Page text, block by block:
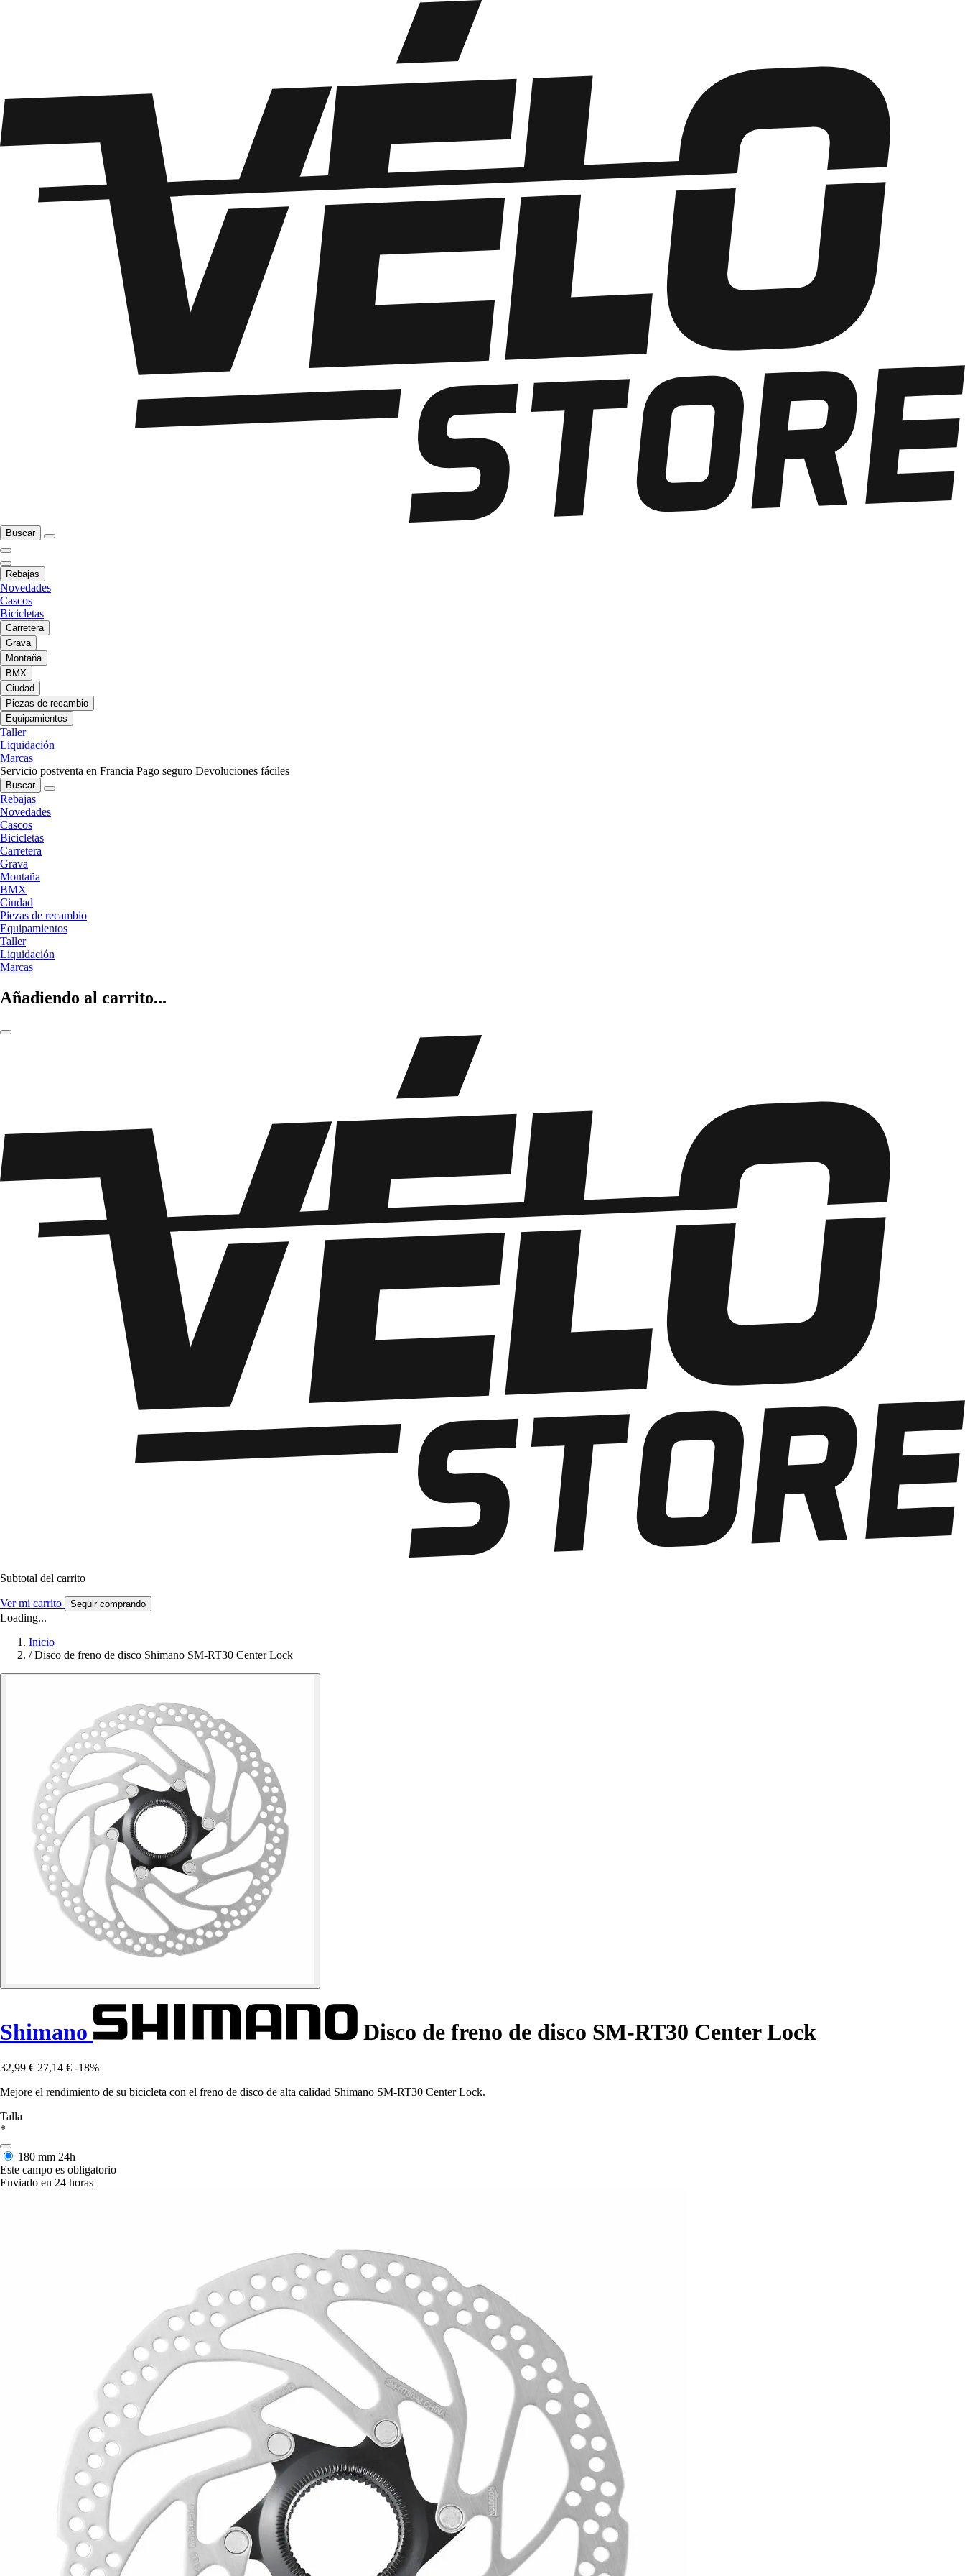
Buscar
Rebajas
Novedades
Cascos
Bicicletas
Carretera
Grava
Montaña
BMX
Ciudad
Piezas de recambio
Equipamientos
Taller
Liquidación
Marcas
Servicio postventa en Francia Pago seguro Devoluciones fáciles
Buscar
Rebajas
Novedades
Cascos
Bicicletas
Carretera
Grava
Montaña
BMX
Ciudad
Piezas de recambio
Equipamientos
Taller
Liquidación
Marcas
Añadiendo al carrito...
Subtotal del carrito
Ver mi carrito Seguir comprando
Loading...
Inicio
/ Disco de freno de disco Shimano SM-RT30 Center Lock
Shimano Disco de freno de disco SM-RT30 Center Lock
32,99 € 27,14 € -18%
Mejore el rendimiento de su bicicleta con el freno de disco de alta calidad Shimano SM-RT30 Center Lock.
Talla
*
180 mm 24h
Este campo es obligatorio
Enviado en 24 horas